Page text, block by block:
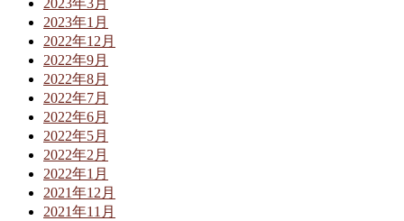
2023年3月
2023年1月
2022年12月
2022年9月
2022年8月
2022年7月
2022年6月
2022年5月
2022年2月
2022年1月
2021年12月
2021年11月